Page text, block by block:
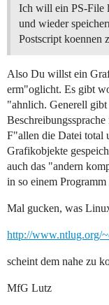
Ich will ein PS-File
und wieder
Postscript koennen
Also Du willst ein
erm"oglicht. Es gibt
"ahnlich. Generell gibt
F"allen die Datei total
Grafikobjekte
auch das "andern
in so einem Programm
Mal gucken, was
http://www.ntlug.org/
scheint dem nahe zu
MfG Lutz